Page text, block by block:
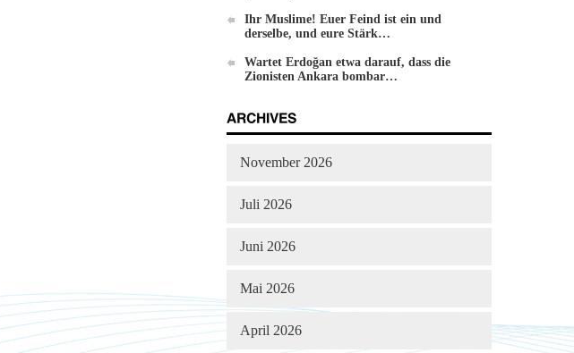
Ihr Muslime! Euer Feind ist ein und
derselbe, und eure Stärk…
Wartet Erdoğan etwa darauf, dass die
Zionisten Ankara bombar…
ARCHIVES
November 2026
Juli 2026
Juni 2026
Mai 2026
April 2026